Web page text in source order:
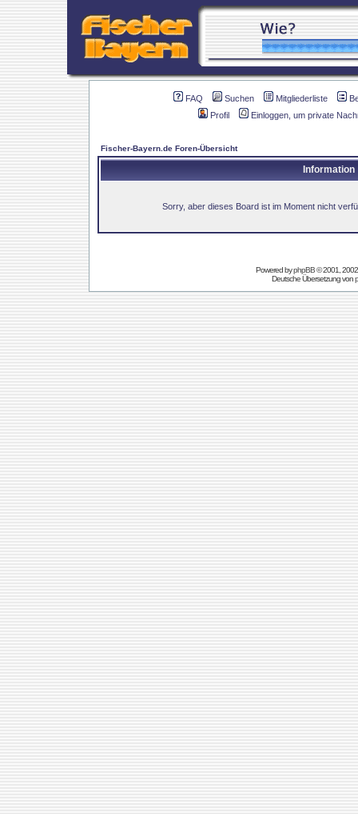
FAQ Suchen Mitgliederliste
Profil
Einloggen, um private
Fischer-Bayern.de Foren-Übersicht
Information
Sorry, aber dieses Board ist im Moment nicht
Powered byphpBB© 2001,
Deutsche Übersetzung von